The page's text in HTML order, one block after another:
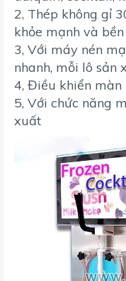
2, Thép không gỉ
khỏe mạnh và bền
3, Với máy nén
nhanh, mỗi lô sản
4, Điều khiển màn
5, Với chức năng
xuất